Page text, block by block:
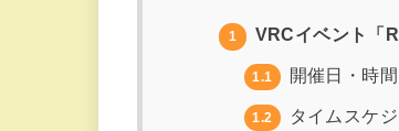
1 VRCイベント「
1.1 開催日・時間
1.2 タイムスケ